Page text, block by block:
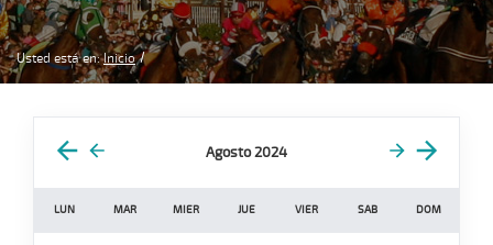
Usted está en: Inicio
Agosto 2024
LUN MAR MIER JUE VIER SAB DOM